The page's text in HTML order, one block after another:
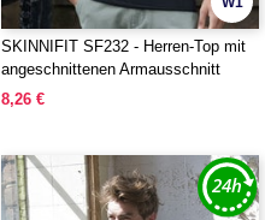
SKINNIFIT SF232 - Herren-Top mit
angeschnittenen Armausschnitt
8,26 €